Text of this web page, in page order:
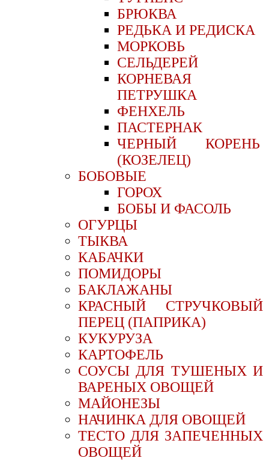
БРЮКВА
РЕДЬКА И РЕДИСКА
МОРКОВЬ
СЕЛЬДЕРЕЙ
КОРНЕВАЯ
ПЕТРУШКА
ФЕНХЕЛЬ
ПАСТЕРНАК
ЧЕРНЫЙ КОРЕНЬ
(КОЗЕЛЕЦ)
БОБОВЫЕ
ГОРОХ
БОБЫ И ФАСОЛЬ
ОГУРЦЫ
ТЫКВА
КАБАЧКИ
ПОМИДОРЫ
БАКЛАЖАНЫ
КРАСНЫЙ СТРУЧКОВЫЙ
ПЕРЕЦ (ПАПРИКА)
КУКУРУЗА
КАРТОФЕЛЬ
СОУСЫ ДЛЯ ТУШЕНЫХ И
ВАРЕНЫХ ОВОЩЕЙ
МАЙОНЕЗЫ
НАЧИНКА ДЛЯ ОВОЩЕЙ
ТЕСТО ДЛЯ ЗАПЕЧЕННЫХ
ОВОЩЕЙ